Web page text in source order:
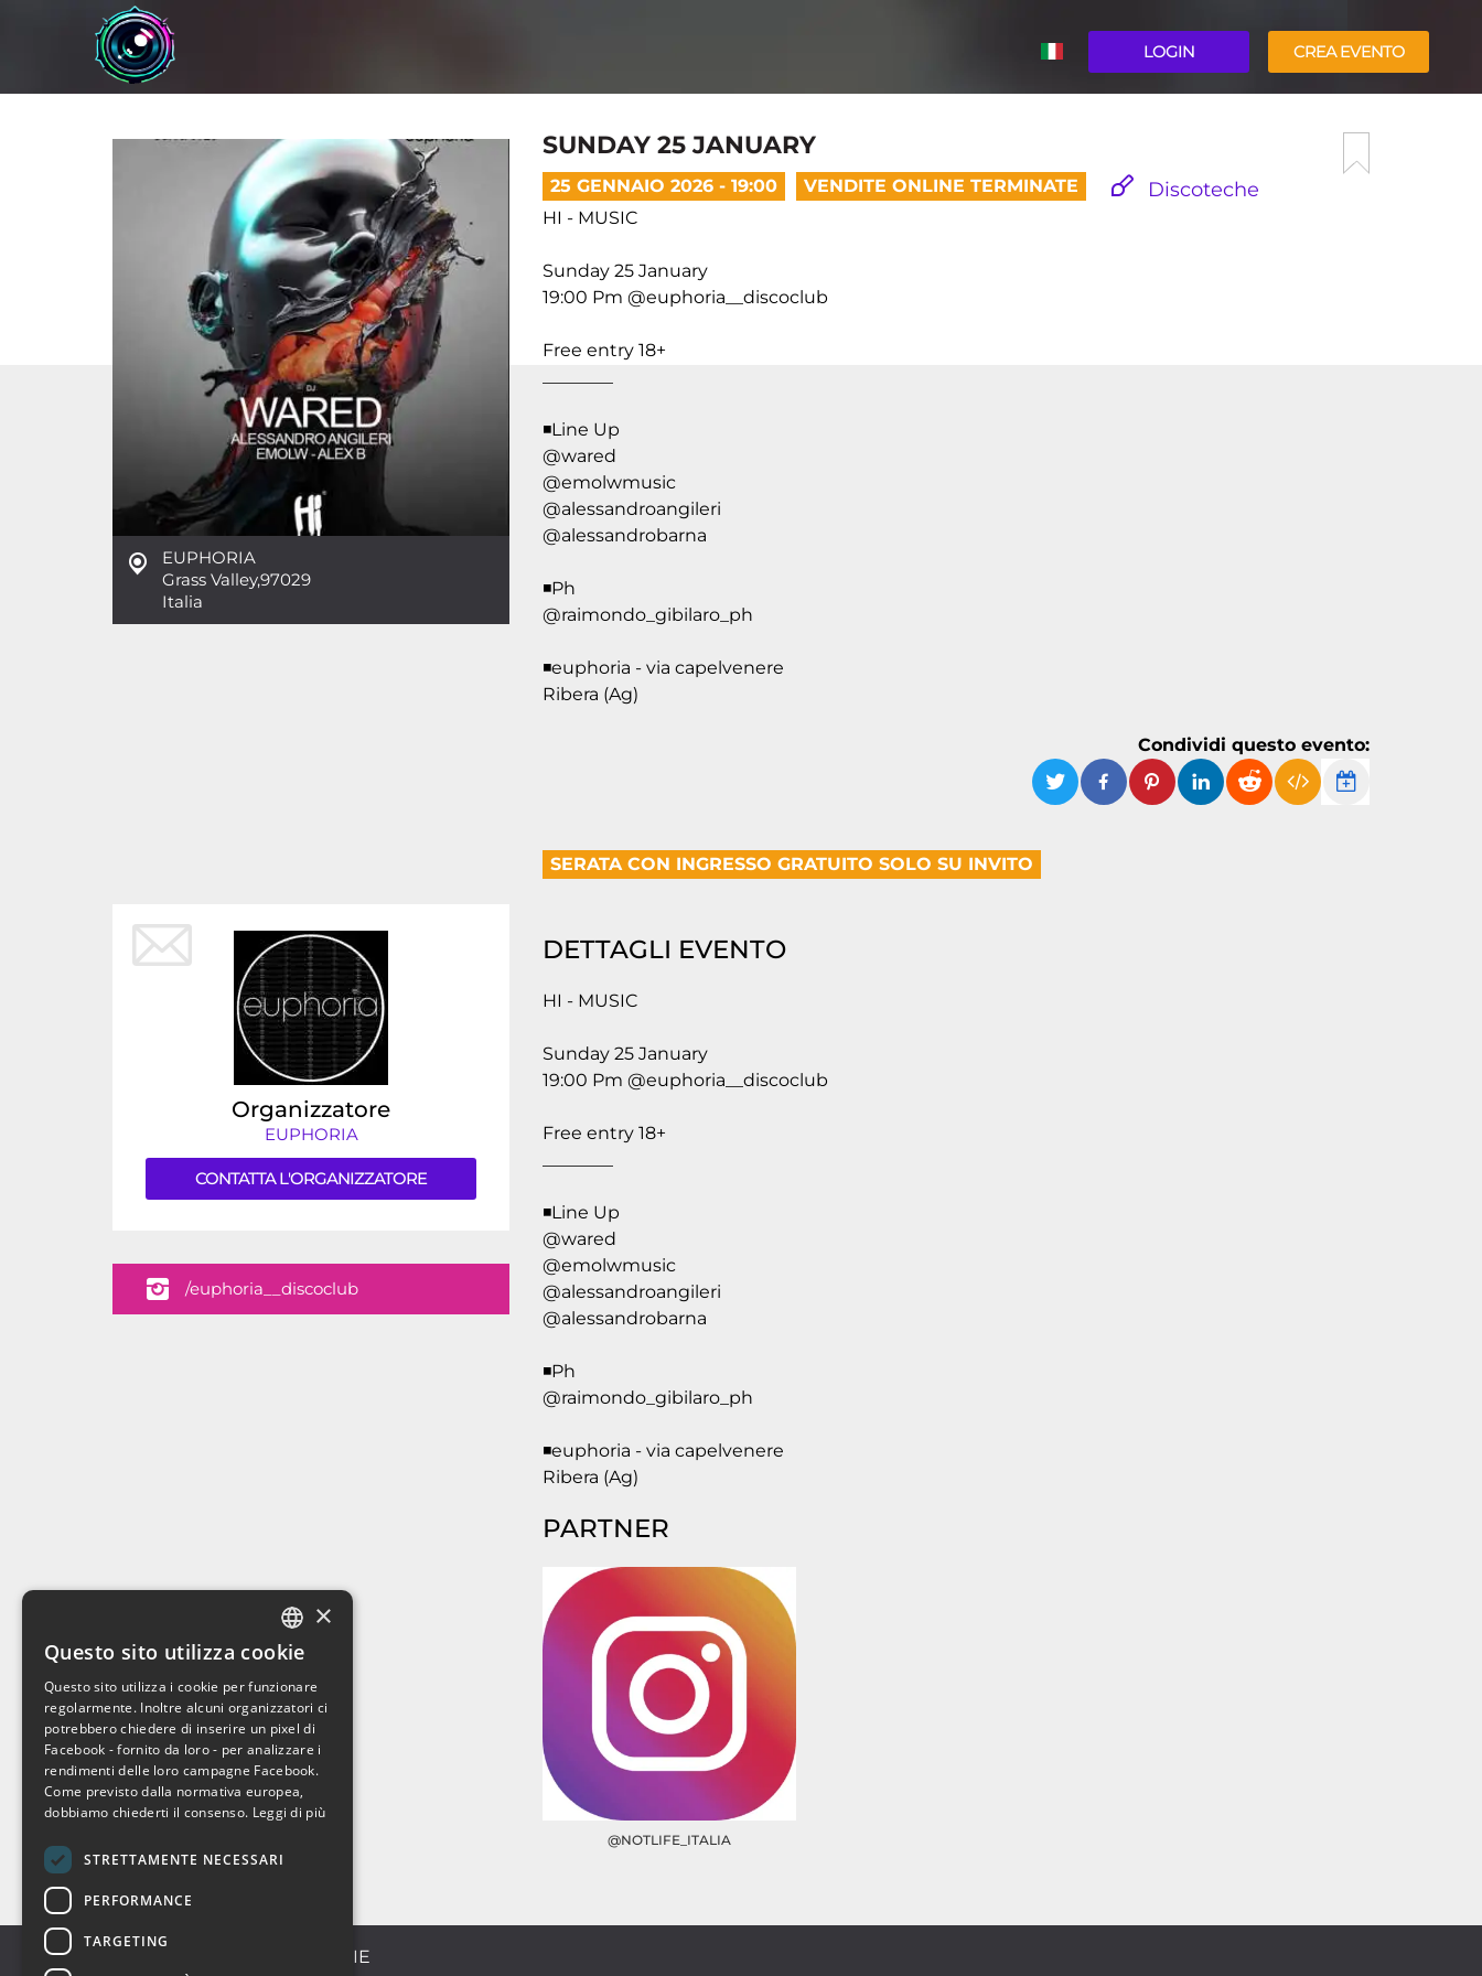
LOGIN CREA EVENTO
EUPHORIA
Grass Valley,97029
Italia
Organizzatore
EUPHORIA
CONTATTA L'ORGANIZZATORE
/euphoria__discoclub
SUNDAY 25 JANUARY
25 GENNAIO 2026 - 19:00 VENDITE ONLINE TERMINATE Discoteche
️HI - MUSIC
Sunday 25 January
19:00 Pm @euphoria__discoclub
Free entry 18+
◾️Line Up
@wared
@emolwmusic
@alessandroangileri
@alessandrobarna
◾️Ph
@raimondo_gibilaro_ph
◾️euphoria - via capelvenere
Ribera (Ag)
Condividi questo evento:
SERATA CON INGRESSO GRATUITO SOLO SU INVITO
DETTAGLI EVENTO
️HI - MUSIC
Sunday 25 January
19:00 Pm @euphoria__discoclub
Free entry 18+
◾️Line Up
@wared
@emolwmusic
@alessandroangileri
@alessandrobarna
◾️Ph
@raimondo_gibilaro_ph
◾️euphoria - via capelvenere
Ribera (Ag)
PARTNER
@NOTLIFE_ITALIA
CATEGORIE
ITALIAN
ENGLISH
×
Questo sito utilizza cookie
Questo sito utilizza i cookie per funzionare
regolarmente. Inoltre alcuni organizzatori ci
potrebbero chiedere di inserire un pixel di
Facebook - fornito da loro - per analizzare i
rendimenti delle loro campagne Facebook.
Come previsto dalla normativa europea,
dobbiamo chiederti il consenso. Leggi di più
STRETTAMENTE NECESSARI
PERFORMANCE
TARGETING